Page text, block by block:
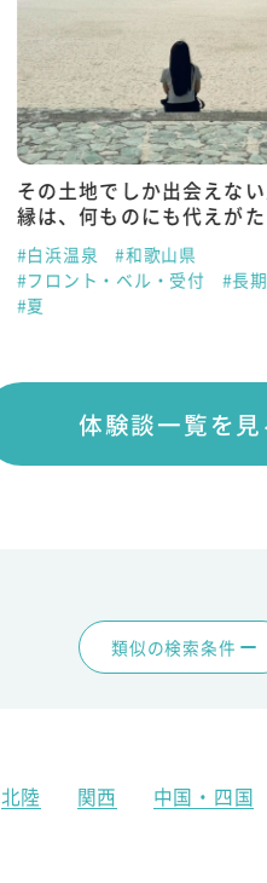
その土地でしか出会えな
縁は、何ものにも代えがた
#白浜温泉
#和歌山県
#フロント・ベル・受付
#長期
#夏
体験談一覧を見
類似の検索条件
北陸 関西 中国・四国